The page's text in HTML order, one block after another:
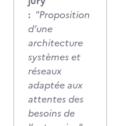
: "Proposition
d’une
architecture
systèmes et
réseaux
adaptée aux
attentes des
besoins de